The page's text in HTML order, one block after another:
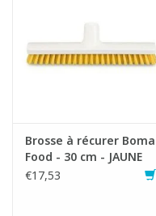
Brosse à récurer Boma
Food - 30 cm - JAUNE
€17,53